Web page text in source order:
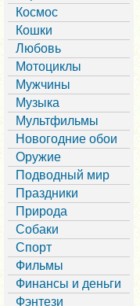
Космос
Кошки
Любовь
Мотоциклы
Мужчины
Музыка
Мультфильмы
Новогодние обои
Оружие
Подводный мир
Праздники
Природа
Собаки
Спорт
Фильмы
Финансы и деньги
Фэнтези